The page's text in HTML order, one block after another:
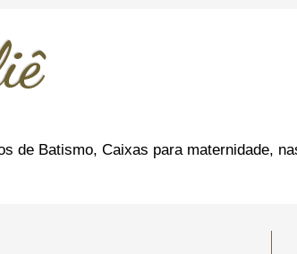
de Batismo, Caixas para maternidade,